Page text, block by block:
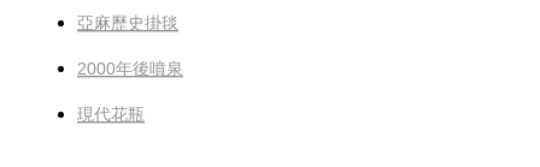
亞麻歷史掛毯
2000年後噴泉
現代花瓶